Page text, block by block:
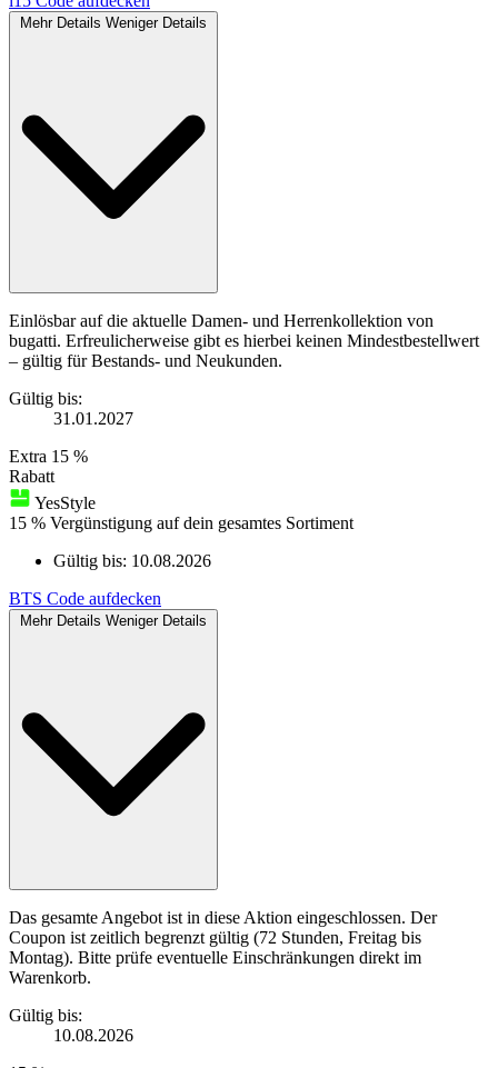
Mehr Details Weniger Details
Einlösbar auf die aktuelle Damen- und Herrenkollektion von
bugatti. Erfreulicherweise gibt es hierbei keinen Mindestbestellwert
– gültig für Bestands- und Neukunden.
Gültig bis:
31.01.2027
Extra 15 %
Rabatt
YesStyle
15 % Vergünstigung auf dein gesamtes Sortiment
Gültig bis: 10.08.2026
BTS Code aufdecken
Mehr Details Weniger Details
Das gesamte Angebot ist in diese Aktion eingeschlossen. Der
Coupon ist zeitlich begrenzt gültig (72 Stunden, Freitag bis
Montag). Bitte prüfe eventuelle Einschränkungen direkt im
Warenkorb.
Gültig bis:
10.08.2026